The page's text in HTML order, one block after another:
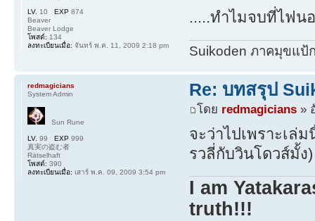
.....ทำไมจบที่ไฟน
Suikoden ภาคมุขแป้
LV. 10 EXP 874
Beaver
Beaver Lodge
โพสต์: 134
ลงทะเบียนเมื่อ: จันทร์ พ.ค. 11, 2009 2:18 pm
Re: บทสรุป
โดย redmagicians »
จะว่าไปเพราะเ
รวลี่กับวินโดวส์มั้
I am
truth!!!
redmagicians
System Admin
Sun Rune
LV. 99 EXP 999
真実の盗む者
Rätselhaft
โพสต์: 390
ลงทะเบียนเมื่อ: เสาร์ พ.ค. 09, 2009 3:54 pm